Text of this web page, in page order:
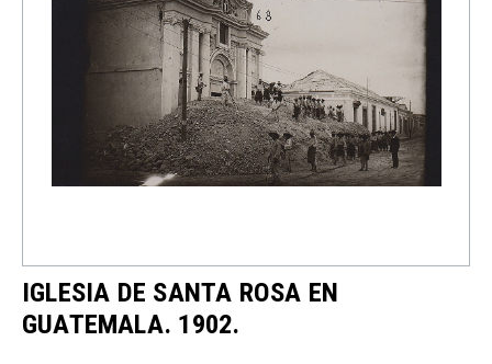
IGLESIA DE SANTA ROSA EN
GUATEMALA. 1902.